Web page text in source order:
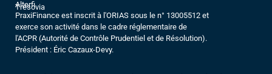
Alterfi
Trésovia
PraxiFinance est inscrit à l'ORIAS sous le n° 13005512 et
exerce son activité dans le cadre réglementaire de
l'ACPR (Autorité de Contrôle Prudentiel et de Résolution).
Président : Éric Cazaux-Devy.